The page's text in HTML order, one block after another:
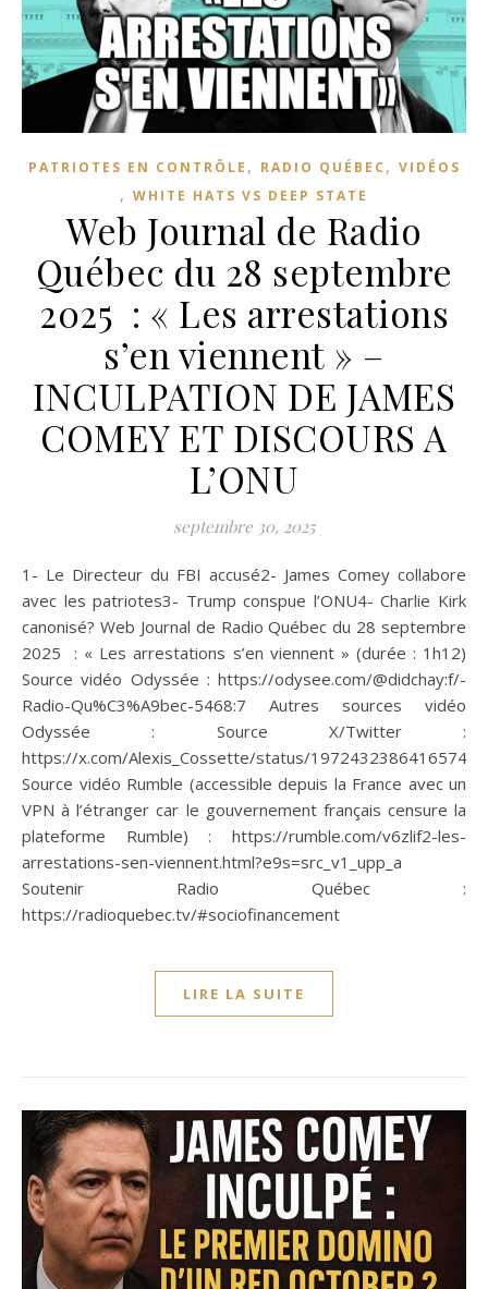
PATRIOTES EN CONTRÔLE , RADIO QUÉBEC , VIDÉOS
, WHITE HATS VS DEEP STATE
Web Journal de Radio
Québec du 28 septembre
2025 : « Les arrestations
s’en viennent » –
INCULPATION DE JAMES
COMEY ET DISCOURS A
L’ONU
septembre 30, 2025
1- Le Directeur du FBI accusé2- James Comey collabore
avec les patriotes3- Trump conspue l’ONU4- Charlie Kirk
canonisé? Web Journal de Radio Québec du 28 septembre
2025 : « Les arrestations s’en viennent » (durée : 1h12)
Source vidéo Odyssée : https://odysee.com/@didchay:f/-
Radio-Qu%C3%A9bec-5468:7 Autres sources vidéo
Odyssée : Source X/Twitter :
https://x.com/Alexis_Cossette/status/
Source vidéo Rumble (accessible depuis la France avec un
VPN à l’étranger car le gouvernement français censure la
plateforme Rumble) : https://rumble.com/v6zlif2-les-
arrestations-sen-viennent.html?e9s=src_v1_upp_a
Soutenir Radio Québec :
https://radioquebec.tv/#sociofinancement
LIRE LA SUITE